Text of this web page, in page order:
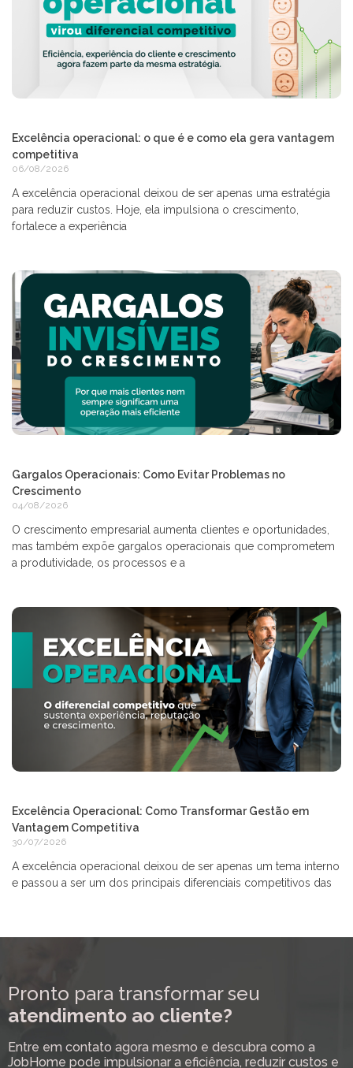
Excelência operacional: o que é e como ela gera vantagem
competitiva
06/08/2026
A excelência operacional deixou de ser apenas uma estratégia
para reduzir custos. Hoje, ela impulsiona o crescimento,
fortalece a experiência
Gargalos Operacionais: Como Evitar Problemas no
Crescimento
04/08/2026
O crescimento empresarial aumenta clientes e oportunidades,
mas também expõe gargalos operacionais que comprometem
a produtividade, os processos e a
Excelência Operacional: Como Transformar Gestão em
Vantagem Competitiva
30/07/2026
A excelência operacional deixou de ser apenas um tema interno
e passou a ser um dos principais diferenciais competitivos das
Pronto para transformar seu
atendimento ao cliente?
Entre em contato agora mesmo e descubra como a
JobHome pode impulsionar a eficiência, reduzir custos e